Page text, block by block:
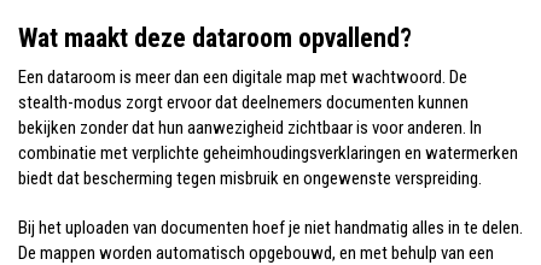
Wat maakt deze dataroom opvallend?
Een dataroom is meer dan een digitale map met wachtwoord. De
stealth-modus zorgt ervoor dat deelnemers documenten kunnen
bekijken zonder dat hun aanwezigheid zichtbaar is voor anderen. In
combinatie met verplichte geheimhoudingsverklaringen en watermerken
biedt dat bescherming tegen misbruik en ongewenste verspreiding.
Bij het uploaden van documenten hoef je niet handmatig alles in te delen.
De mappen worden automatisch opgebouwd, en met behulp van een